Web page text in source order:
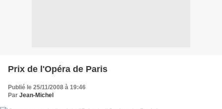
Prix de l'Opéra de Paris
Publié le 25/11/2008 à 19:46
Par Jean-Michel